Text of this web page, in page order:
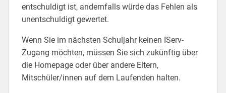
entschuldigt ist, andernfalls würde das Fehlen als
unentschuldigt gewertet.
Wenn Sie im nächsten Schuljahr keinen IServ-
Zugang möchten, müssen Sie sich zukünftig über
die Homepage oder über andere Eltern,
Mitschüler/innen auf dem Laufenden halten.